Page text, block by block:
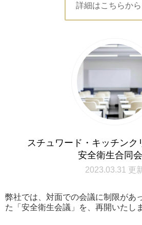
詳細はこちらか
スチュワード・キッチンク
安全衛生合同
2023.03.31 更
弊社では、対面での会議に制限があ
た「安全衛生会議」を、再開いたし